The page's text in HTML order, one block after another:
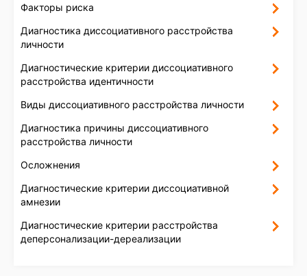
Факторы риска
Диагностика диссоциативного расстройства
личности
Диагностические критерии диссоциативного
расстройства идентичности
Виды диссоциативного расстройства личности
Диагностика причины диссоциативного
расстройства личности
Осложнения
Диагностические критерии диссоциативной
амнезии
Диагностические критерии расстройства
деперсонализации-дереализации